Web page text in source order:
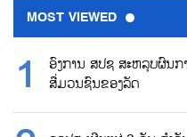
MOST VIEWED
ອົງການ ສປຊ ສະຫລຸບຜົນກ
ສື່ມວນຊົນຂອງລັດ